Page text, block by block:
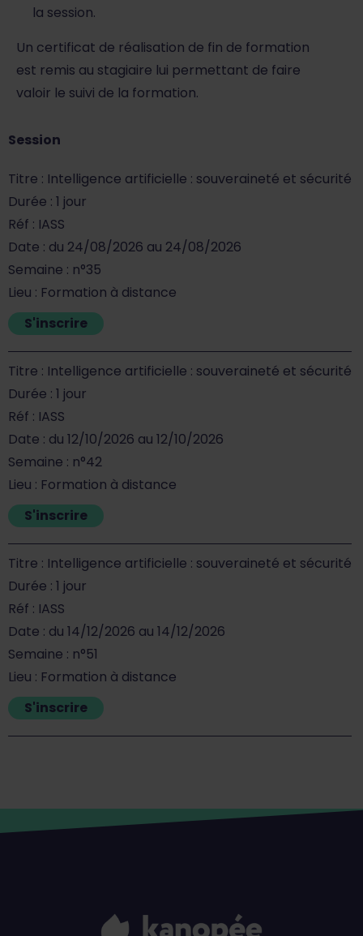
la session.
Un certificat de réalisation de fin de formation
est remis au stagiaire lui permettant de faire
valoir le suivi de la formation.
Session
Titre : Intelligence artificielle : souveraineté et sécurité
Durée : 1 jour
Réf : IASS
Date : du 24/08/2026 au 24/08/2026
Semaine : n°35
Lieu : Formation à distance
S'inscrire
Titre : Intelligence artificielle : souveraineté et sécurité
Durée : 1 jour
Réf : IASS
Date : du 12/10/2026 au 12/10/2026
Semaine : n°42
Lieu : Formation à distance
S'inscrire
Titre : Intelligence artificielle : souveraineté et sécurité
Durée : 1 jour
Réf : IASS
Date : du 14/12/2026 au 14/12/2026
Semaine : n°51
Lieu : Formation à distance
S'inscrire